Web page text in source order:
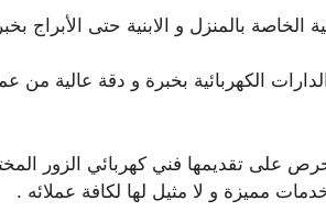
الخاصة بالمنزل و الابنية حتى الأبراج
الكهربائية بخبرة و دقة عالية من
على تقديمها فني كهربائي الزور
مميزة و لا مثيل لها لكافة عملائه .